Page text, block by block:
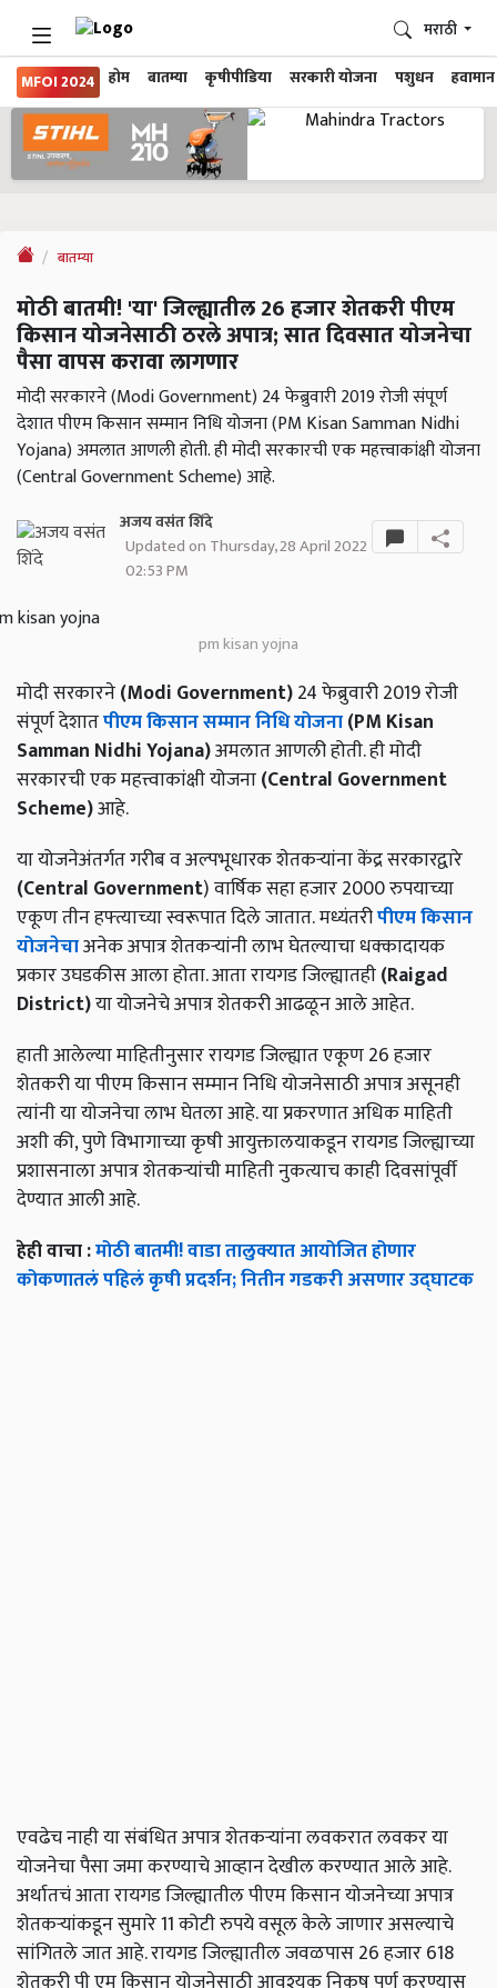
MFOI 2024 होम बातम्या कृषीपीडिया सरकारी योजना पशुधन हवामान
मराठी
बातम्या
मोठी बातमी! 'या' जिल्ह्यातील 26 हजार शेतकरी पीएम
किसान योजनेसाठी ठरले अपात्र; सात दिवसात योजनेचा
पैसा वापस करावा लागणार
मोदी सरकारने (Modi Government) 24 फेब्रुवारी 2019 रोजी संपूर्ण
देशात पीएम किसान सम्मान निधि योजना (PM Kisan Samman Nidhi
Yojana) अमलात आणली होती. ही मोदी सरकारची एक महत्त्वाकांक्षी योजना
(Central Government Scheme) आहे.
अजय वसंत शिंदे
Updated on Thursday, 28 April 2022
02:53 PM
pm kisan yojna
मोदी सरकारने(Modi Government)24 फेब्रुवारी 2019 रोजी
संपूर्ण देशातपीएम किसान सम्मान निधि योजना(PM Kisan
Samman Nidhi Yojana)अमलात आणली होती. ही मोदी
सरकारची एक महत्त्वाकांक्षी योजना(Central Government
Scheme)आहे.
या योजनेअंतर्गत गरीब व अल्पभूधारक शेतकऱ्यांना केंद्र सरकारद्वारे
(Central Government) वार्षिक सहा हजार 2000 रुपयाच्या
एकूण तीन हफ्त्याच्या स्वरूपात दिले जातात.मध्यंतरीपीएम किसान
योजनेचाअनेक अपात्र शेतकऱ्यांनी लाभ घेतल्याचा धक्कादायक
प्रकार उघडकीस आला होता. आता रायगड जिल्ह्यातही(Raigad
District)या योजनेचे अपात्र शेतकरी आढळून आले आहेत.
हाती आलेल्या माहितीनुसार रायगड जिल्ह्यात एकूण 26 हजार
शेतकरी या पीएम किसान सम्मान निधि योजनेसाठी अपात्र असूनही
त्यांनी या योजनेचा लाभ घेतला आहे. या प्रकरणात अधिक माहिती
अशी की, पुणे विभागाच्या कृषी आयुक्तालयाकडून रायगड जिल्ह्याच्या
प्रशासनाला अपात्र शेतकऱ्यांची माहिती नुकत्याच काही दिवसांपूर्वी
देण्यात आली आहे.
हेही वाचा :मोठी बातमी! वाडा तालुक्यात आयोजित होणार
कोकणातलं पहिलं कृषी प्रदर्शन; नितीन गडकरी असणार उद्घाटक
एवढेच नाही या संबंधित अपात्र शेतकऱ्यांना लवकरात लवकर या
योजनेचा पैसा जमा करण्याचे आव्हान देखील करण्यात आले आहे.
अर्थातचं आता रायगड जिल्ह्यातील पीएम किसान योजनेच्या अपात्र
शेतकऱ्यांकडून सुमारे 11 कोटी रुपये वसूल केले जाणार असल्याचे
सांगितले जात आहे. रायगड जिल्ह्यातील जवळपास 26 हजार 618